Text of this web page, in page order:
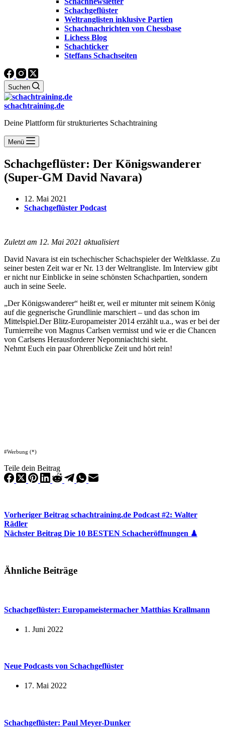
Schachgeflüster
Weltranglisten inklusive Partien
Schachnachrichten von Chessbase
Lichess Blog
Schachticker
Steffans Schachseiten
Suchen
schachtraining.de
Deine Plattform für strukturiertes Schachtraining
Menü
Schachgeflüster: Der Königswanderer
(Super-GM David Navara)
12. Mai 2021
Schachgeflüster Podcast
Zuletzt am 12. Mai 2021 aktualisiert
David Navara ist ein tschechischer Schachspieler der Weltklasse. Zu
seiner besten Zeit war er Nr. 13 der Weltrangliste. Im Interview gibt
er nicht nur Einblicke in seine schönsten Schachpartien, sondern
auch in seine Seele.
„Der Königswanderer“ heißt er, weil er mitunter mit seinem König
auf die gegnerische Grundlinie marschiert – und das schon im
Mittelspiel.Der Blitz-Europameister 2014 erzählt u.a., was er bei der
Turnierreihe von Magnus Carlsen vermisst und wie er die Chancen
von Carlsens Herausforderer Nepomniachtchi sieht.
Nehmt Euch ein paar Ohrenblicke Zeit und hört rein!
#Werbung (*)
Teile dein Beitrag
Vorheriger Beitrag schachtraining.de Podcast #2: Walter
Rädler
Nächster Beitrag Die 10 BESTEN Schacheröffnungen ♟
Ähnliche Beiträge
Schachgeflüster: Europameistermacher Matthias Krallmann
1. Juni 2022
Neue Podcasts von Schachgeflüster
17. Mai 2022
Schachgeflüster: Paul Meyer-Dunker